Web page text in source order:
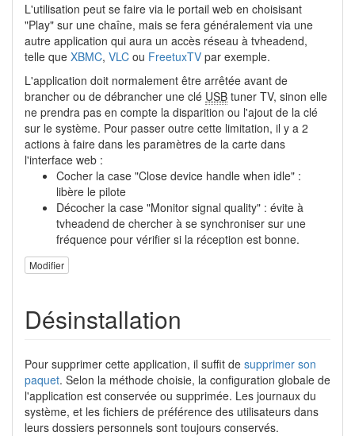
L'utilisation peut se faire via le portail web en choisisant
"Play" sur une chaîne, mais se fera généralement via une
autre application qui aura un accès réseau à tvheadend,
telle que XBMC, VLC ou FreetuxTV par exemple.
L'application doit normalement être arrêtée avant de
brancher ou de débrancher une clé USB tuner TV, sinon elle
ne prendra pas en compte la disparition ou l'ajout de la clé
sur le système. Pour passer outre cette limitation, il y a 2
actions à faire dans les paramètres de la carte dans
l'interface web :
Cocher la case "Close device handle when idle" :
libère le pilote
Décocher la case "Monitor signal quality" : évite à
tvheadend de chercher à se synchroniser sur une
fréquence pour vérifier si la réception est bonne.
Modifier
Désinstallation
Pour supprimer cette application, il suffit de supprimer son
paquet. Selon la méthode choisie, la configuration globale de
l'application est conservée ou supprimée. Les journaux du
système, et les fichiers de préférence des utilisateurs dans
leurs dossiers personnels sont toujours conservés.